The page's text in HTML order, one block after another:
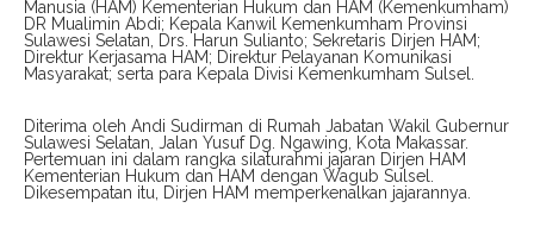
Manusia (HAM) Kementerian Hukum dan HAM (Kemenkumham)
DR Mualimin Abdi; Kepala Kanwil Kemenkumham Provinsi
Sulawesi Selatan, Drs. Harun Sulianto; Sekretaris Dirjen HAM;
Direktur Kerjasama HAM; Direktur Pelayanan Komunikasi
Masyarakat; serta para Kepala Divisi Kemenkumham Sulsel.
Diterima oleh Andi Sudirman di Rumah Jabatan Wakil Gubernur
Sulawesi Selatan, Jalan Yusuf Dg. Ngawing, Kota Makassar.
Pertemuan ini dalam rangka silaturahmi jajaran Dirjen HAM
Kementerian Hukum dan HAM dengan Wagub Sulsel.
Dikesempatan itu, Dirjen HAM memperkenalkan jajarannya.